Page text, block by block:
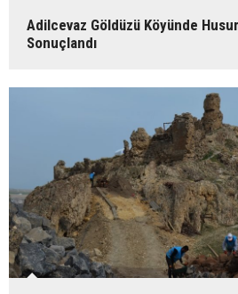
Adilcevaz Göldüzü Köyünde
Sonuçlandı